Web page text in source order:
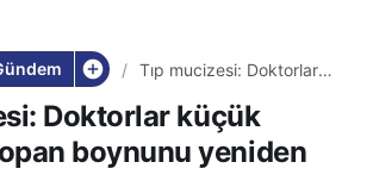
Tıp mucizesi: Doktorlar
boynunu yeniden dikti
Doktorlar küçük
boynunu yeniden